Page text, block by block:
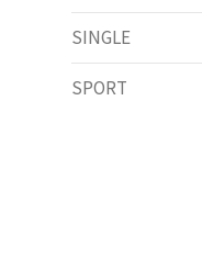
SINGLE
SPORT